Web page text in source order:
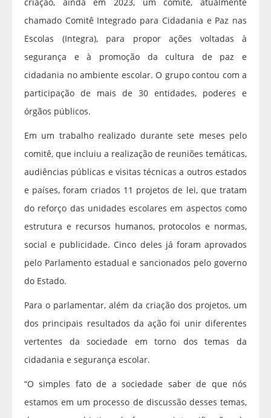
chamado Comitê Integrado para Cidadania e Paz nas
Escolas (Integra), para propor ações voltadas à
segurança e à promoção da cultura de paz e
cidadania no ambiente escolar. O grupo contou com a
participação de mais de 30 entidades, poderes e
órgãos públicos.
Em um trabalho realizado durante sete meses pelo
comitê, que incluiu a realização de reuniões temáticas,
audiências públicas e visitas técnicas a outros estados
e países, foram criados 11 projetos de lei, que tratam
do reforço das unidades escolares em aspectos como
estrutura e recursos humanos, protocolos e normas,
social e publicidade. Cinco deles já foram aprovados
pelo Parlamento estadual e sancionados pelo governo
do Estado.
Para o parlamentar, além da criação dos projetos, um
dos principais resultados da ação foi unir diferentes
vertentes da sociedade em torno dos temas da
cidadania e segurança escolar.
“O simples fato de a sociedade saber de que nós
estamos em um processo de discussão desses temas,